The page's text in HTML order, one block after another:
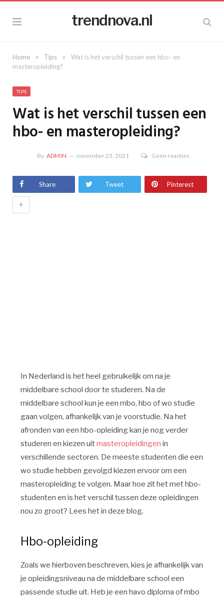
trendnova.nl
Home » Tips »
Wat is het verschil tussen een hbo- en
masteropleiding?
TIPS
Wat is het verschil tussen een
hbo- en masteropleiding?
By ADMIN november 23, 2021 Geen reacties
Share Tweet Pinterest
+
In Nederland is het heel gebruikelijk om na je
middelbare school door te studeren. Na de
middelbare school kun je een mbo, hbo of wo studie
gaan volgen, afhankelijk van je voorstudie. Na het
afronden van een hbo-opleiding kan je nog verder
studeren en kiezen uitmasteropleidingen in
verschillende sectoren. De meeste studenten die een
wo studie hebben gevolgd kiezen ervoor om een
masteropleiding te volgen. Maar hoe zit het met hbo-
studenten en is het verschil tussen deze opleidingen
nou zo groot? Lees het in deze blog.
Hbo-opleiding
Zoals we hierboven beschreven, kies je afhankelijk van
je opleidingsniveau na de middelbare school een
passende studie uit. Heb je een havo diploma of mbo